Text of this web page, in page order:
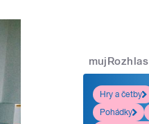
mujRozhlas
Hry a četby
Pohádky